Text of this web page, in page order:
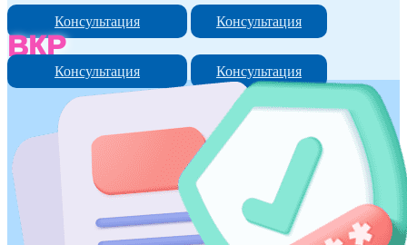
Консультация
Консультация
ВКР
Консультация Консультация